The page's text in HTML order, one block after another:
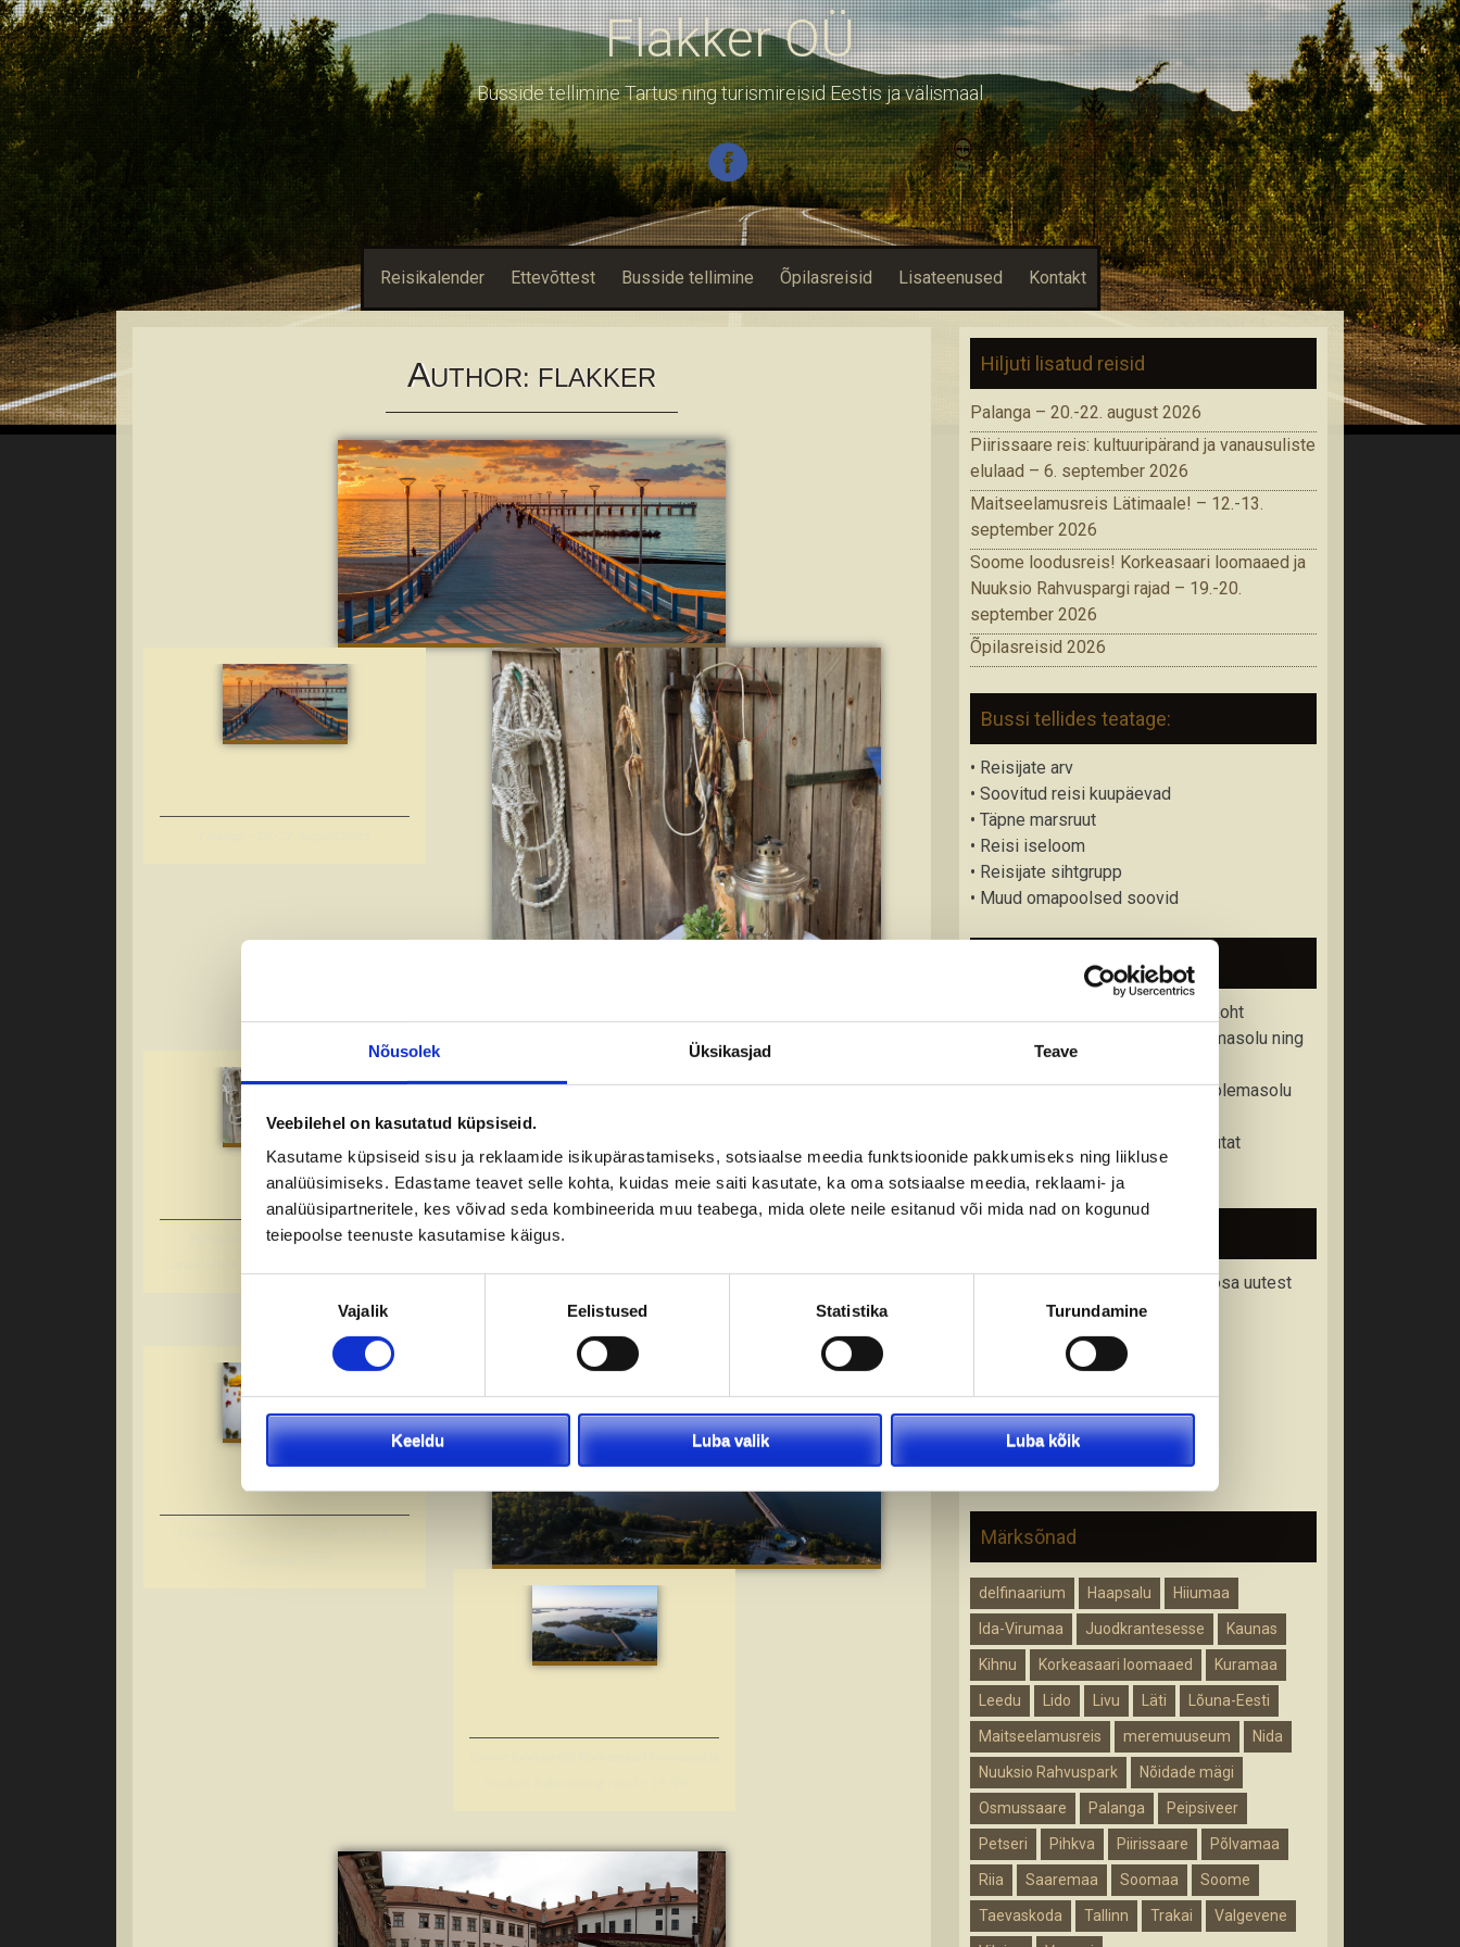
Nõusolek Üksikasjad Teave
Veebilehel on kasutatud küpsiseid.
Kasutame küpsiseid sisu ja reklaamide isikupärastamiseks, sotsiaalse meedia funktsioonide pakkumiseks ning liikluse
analüüsimiseks. Edastame teavet selle kohta, kuidas meie saiti kasutate, ka oma sotsiaalse meedia, reklaami- ja
analüüsipartneritele, kes võivad seda kombineerida muu teabega, mida olete neile esitanud või mida nad on kogunud
teiepoolse teenuste kasutamise käigus.
Vajalik Eelistused Statistika Turundamine
Keeldu Luba valik Luba kõik
Flakker OÜ
Busside tellimine Tartus ning turismireisid Eestis ja välismaal
Reisikalender Ettevõttest Busside tellimine Õpilasreisid Lisateenused Kontakt
AUTHOR: FLAKKER
Piirissaare reis: kultuuripärand ja
Hiljuti lisatud reisid
Palanga – 20.-22. august 2026
Piirissaare reis: kultuuripärand ja vanausuliste
elulaad – 6. september 2026
Maitseelamusreis Lätimaale! – 12.-13.
september 2026
Soome loodusreis! Korkeasaari loomaaed ja
Nuuksio Rahvuspargi rajad – 19.-20.
september 2026
Õpilasreisid 2026
Bussi tellides teatage:
• Reisijate arv
• Soovitud reisi kuupäevad
• Täpne marsruut
• Reisi iseloom
• Reisijate sihtgrupp
• Muud omapoolsed soovid
Soovitused reisijale:
• Kontrollige üle väljumisaeg ja -koht
• Kontrollige reisidokumendi olemasolu ning
kehtivusaega
• Kontrollige tervisekindlustuse olemasolu
• Varuge kaasa vastava riigi valuutat
• Tutvuge reisitingimustega
Liitu meie uudiskirjaga ning saa osa uutest
pakkumistest.
Märksõnad
delfinaarium Haapsalu Hiiumaa
Ida-Virumaa Juodkrantesesse Kaunas
Kihnu Korkeasaari loomaaed Kuramaa
Leedu Lido Livu Läti Lõuna-Eesti
Maitseelamusreis meremuuseum Nida
Nuuksio Rahvuspark Nõidade mägi
Osmussaare Palanga Peipsiveer
Petseri Pihkva Piirissaare Põlvamaa
Riia Saaremaa Soomaa Soome
Taevaskoda Tallinn Trakai Valgevene